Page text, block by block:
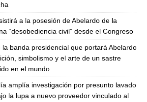
a la posesión de Abelardo de la
“desobediencia civil” desde el Congreso
banda presidencial que portará Abelardo
simbolismo y el arte de un sastre
en el mundo
amplía investigación por presunto lavado
la lupa a nuevo proveedor vinculado al